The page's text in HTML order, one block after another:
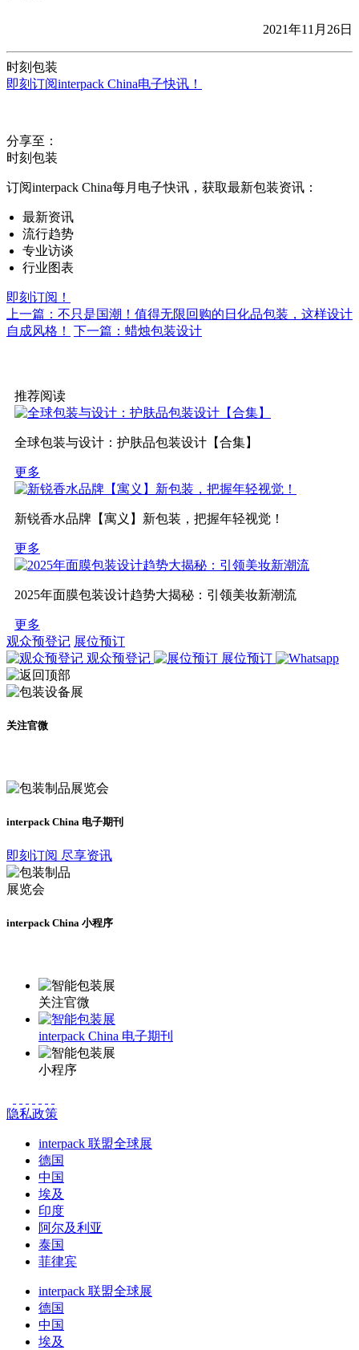
2021年11月26日
时刻包装
即刻订阅interpack China电子快讯！
分享至：
时刻包装
订阅interpack China每月电子快讯，获取最新包装资讯：
最新资讯
流行趋势
专业访谈
行业图表
即刻订阅！
上一篇：不只是国潮！值得无限回购的日化品包装，这样设计
自成风格！
下一篇：蜡烛包装设计
推荐阅读
全球包装与设计：护肤品包装设计【合集】
更多
新锐香水品牌【寓义】新包装，把握年轻视觉！
更多
2025年面膜包装设计趋势大揭秘：引领美妆新潮流
更多
观众预登记 展位预订
观众预登记
展位预订
关注官微
interpack China 电子期刊
即刻订阅 尽享资讯
interpack China 小程序
关注官微
interpack China 电子期刊
小程序
隐私政策
interpack 联盟全球展
德国
中国
埃及
印度
阿尔及利亚
泰国
菲律宾
interpack 联盟全球展
德国
中国
埃及